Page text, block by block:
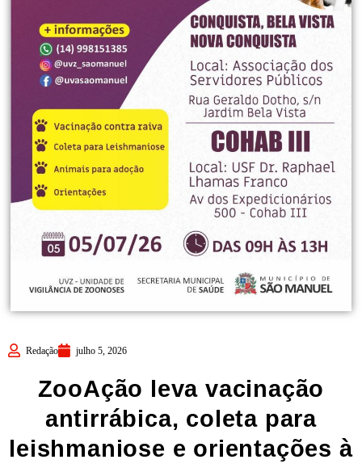
Redação julho 5, 2026
ZooAção leva vacinação
antirrábica, coleta para
leishmaniose e orientações à